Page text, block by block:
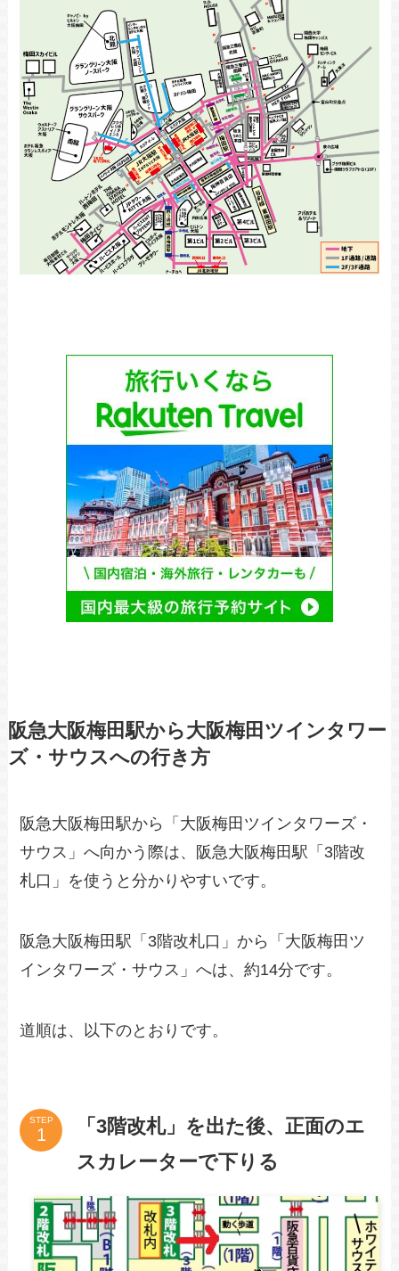
阪急大阪梅田駅から大阪梅田ツインタワー
ズ・サウスへの行き方
阪急大阪梅田駅から「大阪梅田ツインタワーズ・
サウス」へ向かう際は、阪急大阪梅田駅「3階改
札口」を使うと分かりやすいです。
阪急大阪梅田駅「3階改札口」から「大阪梅田ツ
インタワーズ・サウス」へは、約14分です。
道順は、以下のとおりです。
STEP
「3階改札」を出た後、正面のエ
スカレーターで下りる